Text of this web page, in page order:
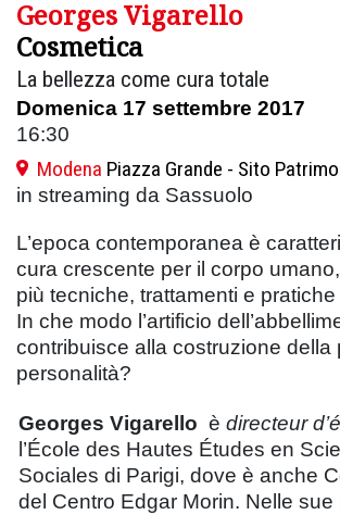
Georges Vigarello
Cosmetica
La bellezza come cura totale
Domenica 17 settembre 2017
16:30
Modena Piazza Grande - Sito
in streaming da Sassuolo
L’epoca contemporanea è
cura crescente per il corpo
più tecniche, trattamenti e
In che modo l’artificio
contribuisce alla costruzione della
personalità?
Georges Vigarello è directeur
l’École des Hautes Études en
Sociales di Parigi, dove è anche
del Centro Edgar Morin. Nelle sue